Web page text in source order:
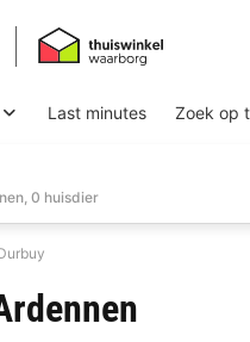
Last minutes Zoek op
0 huisdier